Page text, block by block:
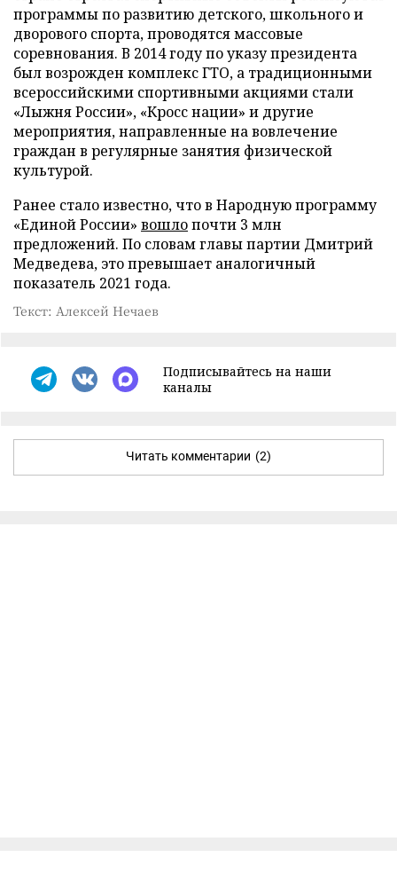
программы по развитию детского, школьного и
дворового спорта, проводятся массовые
соревнования. В 2014 году по указу президента
был возрожден комплекс ГТО, а традиционными
всероссийскими спортивными акциями стали
«Лыжня России», «Кросс нации» и другие
мероприятия, направленные на вовлечение
граждан в регулярные занятия физической
культурой.
Ранее стало известно, что в Народную программу
«Единой России» вошлопочти 3 млн
предложений. По словам главы партии Дмитрий
Медведева, это превышает аналогичный
показатель 2021 года.
Текст: Алексей Нечаев
Подписывайтесь на наши
каналы
Читать комментарии (2)